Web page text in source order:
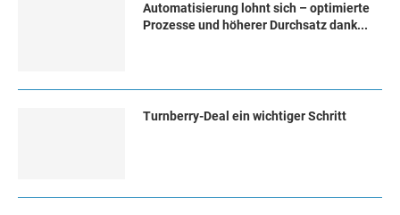
Automatisierung lohnt sich – optimierte
Prozesse und höherer Durchsatz dank...
Turn­ber­ry-Deal ein wich­ti­ger Schritt